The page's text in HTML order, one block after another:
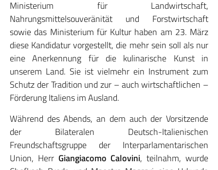
Ministerium für Landwirtschaft,
Nahrungsmittelsouveränität und Forstwirtschaft
sowie das Ministerium für Kultur haben am 23. März
diese Kandidatur vorgestellt, die mehr sein soll als nur
eine Anerkennung für die kulinarische Kunst in
unserem Land. Sie ist vielmehr ein Instrument zum
Schutz der Tradition und zur – auch wirtschaftlichen –
Förderung Italiens im Ausland.
Während des Abends, an dem auch der Vorsitzende
der Bilateralen Deutsch-Italienischen
Freundschaftsgruppe der Interparlamentarischen
Union, Herr Giangiacomo Calovini, teilnahm, wurde